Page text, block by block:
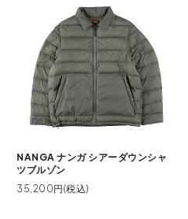
NANGA ナンガ シアーダウンシャ
ツブルゾン
35,200円(税込)